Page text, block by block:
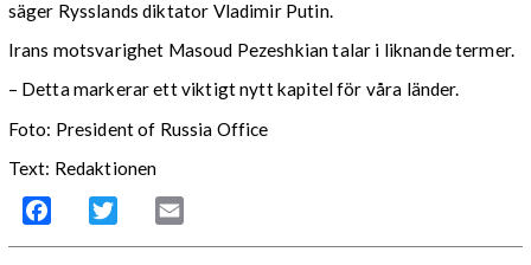
säger Rysslands diktator Vladimir Putin.
Irans motsvarighet Masoud Pezeshkian talar i liknande termer.
– Detta markerar ett viktigt nytt kapitel för våra länder.
Foto: President of Russia Office
Text: Redaktionen
Facebook Twitter